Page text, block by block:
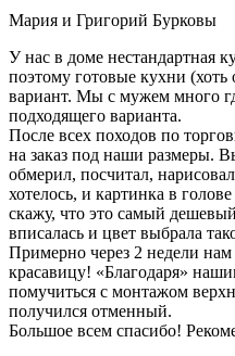
Мария и Григорий Бурковы
У нас в доме нестандартная
поэтому готовые кухни
вариант. Мы с мужем много
подходящего варианта.
После всех походов по
на заказ под наши размеры.
обмерил, посчитал,
хотелось, и картинка в
скажу, что это самый
вписалась и цвет выбрала
Примерно через 2 недели
красавицу! «Благодаря»
помучиться с монтажом
получился отменный.
Большое всем спасибо!